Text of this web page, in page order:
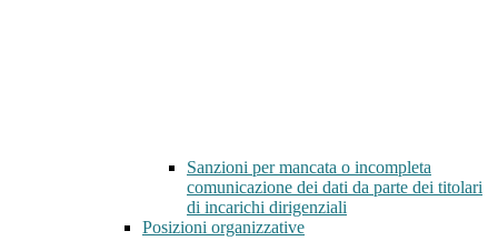
Sanzioni per mancata o incompleta
comunicazione dei dati da parte dei titolari
di incarichi dirigenziali
Posizioni organizzative